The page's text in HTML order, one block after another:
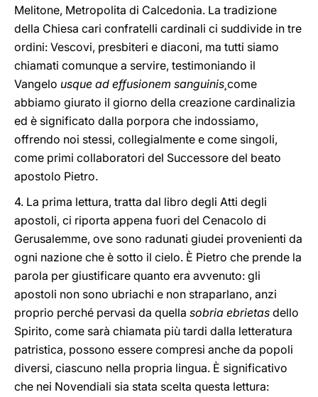
Melitone, Metropolita di Calcedonia. La tradizione
della Chiesa cari confratelli cardinali ci suddivide in tre
ordini: Vescovi, presbiteri e diaconi, ma tutti siamo
chiamati comunque a servire, testimoniando il
Vangelo usque ad effusionem sanguinis¸come
abbiamo giurato il giorno della creazione cardinalizia
ed è significato dalla porpora che indossiamo,
offrendo noi stessi, collegialmente e come singoli,
come primi collaboratori del Successore del beato
apostolo Pietro.
4. La prima lettura, tratta dal libro degli Atti degli
apostoli, ci riporta appena fuori del Cenacolo di
Gerusalemme, ove sono radunati giudei provenienti da
ogni nazione che è sotto il cielo. È Pietro che prende la
parola per giustificare quanto era avvenuto: gli
apostoli non sono ubriachi e non straparlano, anzi
proprio perché pervasi da quella sobria ebrietas dello
Spirito, come sarà chiamata più tardi dalla letteratura
patristica, possono essere compresi anche da popoli
diversi, ciascuno nella propria lingua. È significativo
che nei Novendiali sia stata scelta questa lettura: